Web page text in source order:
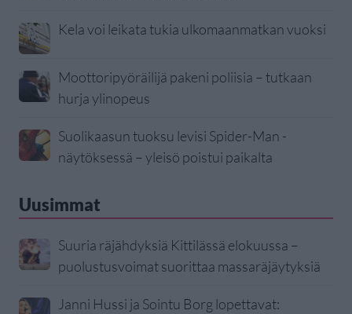
Kela voi leikata tukia ulkomaanmatkan vuoksi
Moottoripyöräilijä pakeni poliisia – tutkaan
hurja ylinopeus
Suolikaasun tuoksu levisi Spider-Man -
näytöksessä – yleisö poistui paikalta
Uusimmat
Suuria räjähdyksiä Kittilässä elokuussa –
puolustusvoimat suorittaa massaräjäytyksiä
Janni Hussi ja Sointu Borg lopettavat: